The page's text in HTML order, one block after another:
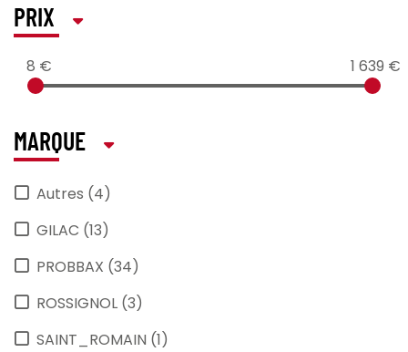
PRIX
8 € 1 639 €
MARQUE
Autres (4)
GILAC (13)
PROBBAX (34)
ROSSIGNOL (3)
SAINT_ROMAIN (1)